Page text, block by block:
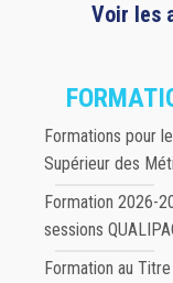
Voir les
Formations pour
Supérieur des
Formation 2026-
sessions
Formation au